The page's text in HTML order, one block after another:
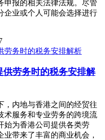
申报的相关法律法规。尽管
企业或个人可能会选择进行
劳务时的税务安排解
，内地与香港之间的经贸往
术服务和专业劳务的跨境流
始为香港公司提供各类劳
带来了丰富的商业机会，